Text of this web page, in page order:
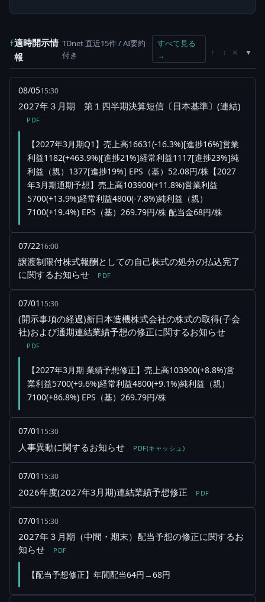
f適時開示情
報
TDnet 直近15件 / AI要約
付き
すべて見る
→
↑ ↓ ×
08/0515:30
2027年３月期 第１四半期決算短信〔日本基準〕(連結)
PDF
【2027年3月期Q1】売上高16631(-16.3%)[進捗16%]営業
利益1182(+463.9%)[進捗21%]経常利益1117[進捗23%]純
利益（親）1377[進捗19%] EPS（基）52.08円/株【2027
年3月期通期予想】売上高103900(+11.8%)営業利益
5700(+13.9%)経常利益4800(-7.8%)純利益（親）
7100(+19.4%) EPS（基）269.79円/株 配当金68円/株
07/2216:00
譲渡制限付株式報酬としての自己株式の処分の払込完了
に関するお知らせ
PDF
07/01 15:30
(開示事項の経過)新日本造機株式会社の株式の取得(子会
社)および通期連結業績予想の修正に関するお知らせ
PDF
【2027年3月期 業績予想修正】売上高103900(+8.8%)営
業利益5700(+9.6%)経常利益4800(+9.1%)純利益（親）
7100(+86.8%) EPS（基）269.79円/株
07/01 15:30
人事異動に関するお知らせ PDF(キャッシュ)
07/01 15:30
2026年度(2027年3月期)連結業績予想修正 PDF
07/01 15:30
2027年３月期（中間・期末）配当予想の修正に関するお
知らせ
PDF
【配当予想修正】年間配当64円→68円